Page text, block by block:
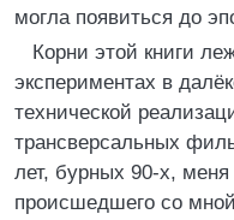
могла появиться до
Корни этой книги
экспериментах в
технической
трансверсальных
лет, бурных 90-х, меня
происшедшего со